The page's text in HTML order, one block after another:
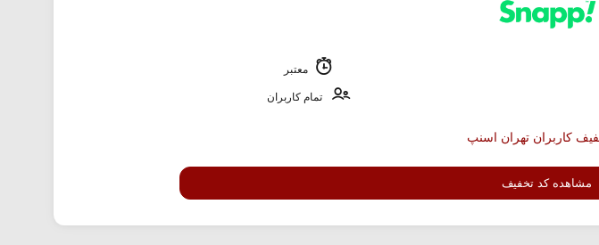
معتبر
تمام کاربران
کاربران تهران اسنپ
مشاهده کد تخفیف